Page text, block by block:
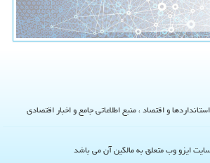
و اقتصاد ، منبع اطلاعاتی جامع و اخبار اقتصادی